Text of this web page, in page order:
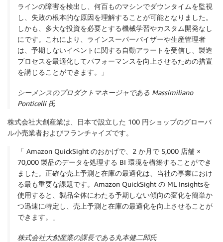
ラインの障害を検出し、何百ものマシンでダウンタイムを監視
し、失敗の根本的な原因を理解することが可能となりました。
しかも、多大な投資を必要とする機械学習やカスタム開発なし
にです。これにより、ラインスーパーバイザーや生産管理者
は、予期しないイベントに関する自動アラートを受信し、製造
プロセスを最適化してパフォーマンスを向上させるための措置
を講じることができます。」
シーメンスのプロダクトマネージャである Massimiliano
Ponticelli 氏
株式会社大創産業は、日本で設立した 100 円ショップのグローバ
ル小売業者およびフランチャイズです。
「 Amazon QuickSight のおかげで、2 か月で 5,000 店舗 ×
70,000 製品のデータを処理する BI 環境を構築することができ
ました。正確な売上予測と在庫の最適化は、当社の事業におけ
る最も重要な課題です。Amazon QuickSight の ML Insightsを
使用すると、製品全体にわたる予期しない傾向の変化を簡単か
つ迅速に特定し、売上予測と在庫の最適化を向上させることが
できます。」
株式会社大創産業の課長である丸本健二郎氏